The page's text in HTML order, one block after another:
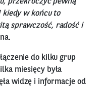
przekroczyć pewną
kiedy w końcu to
sprawczość, radość i
do kilku grup
miesięcy była
widzę i informacje od